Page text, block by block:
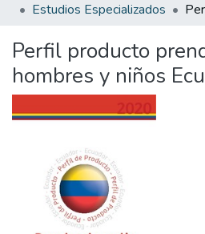
Statistics
Estudios Especializados
Perfil producto
hombres y niños